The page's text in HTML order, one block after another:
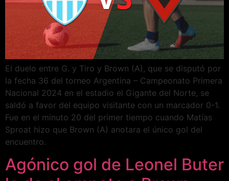
El duelo entre G. y Tiro y Brown (A), que se disputó por
la fecha 36 del torneo Argentina – Campeonato Primera
Nacional 2024 en el estadio el Gigante del Norte, se
saldó a favor del equipo visitante con un marcador 0-1.
Fue en el minuto 20 del primer tiempo cuando Matías
Sproat hizo que Brown (A) anotara el único gol del
encuentro.
Agónico gol de Leonel Buter